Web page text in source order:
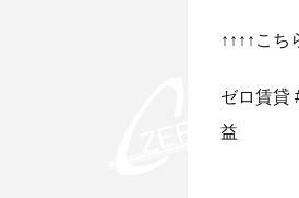
↑↑↑↑こち
ゼロ賃貸
益